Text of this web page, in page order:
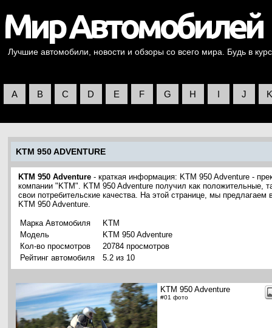
Лучшие автомобили, новости и обзоры со всего мира. Будь в
A B C D E F G H I J K
KTM 950 ADVENTURE
KTM 950 Adventure - краткая информация: KTM 950 Adventure -
компании "KTM". KTM 950 Adventure получил как положительные,
свои потребительские качества. На этой странице, мы
KTM 950 Adventure.
Марка Автомобиля
KTM
Модель
KTM 950 Adventure
Кол-во просмотров
20784 просмотров
Рейтинг автомобиля
5.2 из 10
KTM 950 Adventure
#01 фото